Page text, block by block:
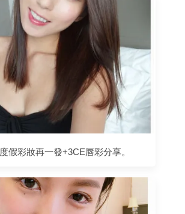
假彩妝再一發+3CE唇彩分享。